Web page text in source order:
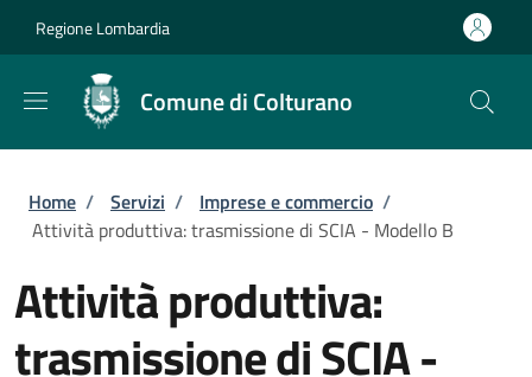
Regione Lombardia
Comune di Colturano
Briciole di pane
Home / Servizi / Imprese e commercio /
Attività produttiva: trasmissione di SCIA - Modello B
Attività produttiva:
trasmissione di SCIA -